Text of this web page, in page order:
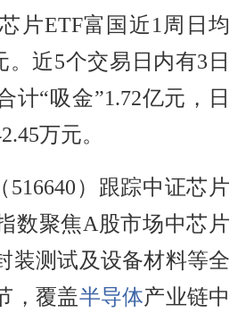
片ETF富国近1周日均
。近5个交易日内有3日
计“吸金”1.72亿元，日
万元。
516640）跟踪中证芯片
数聚焦A股市场中芯片
装测试及设备材料等全
，覆盖半导体产业链中